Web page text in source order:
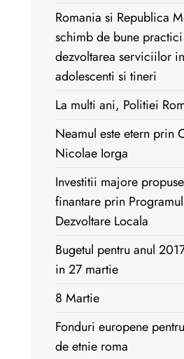
Romania si Republica
schimb de bune
dezvoltarea serviciilor
adolescenti si tineri
La multi ani, Politiei
Neamul este etern prin
Nicolae Iorga
Investitii majore
finantare prin
Dezvoltare Locala
Bugetul pentru anul
in 27 martie
8 Martie
Fonduri europene
de etnie roma